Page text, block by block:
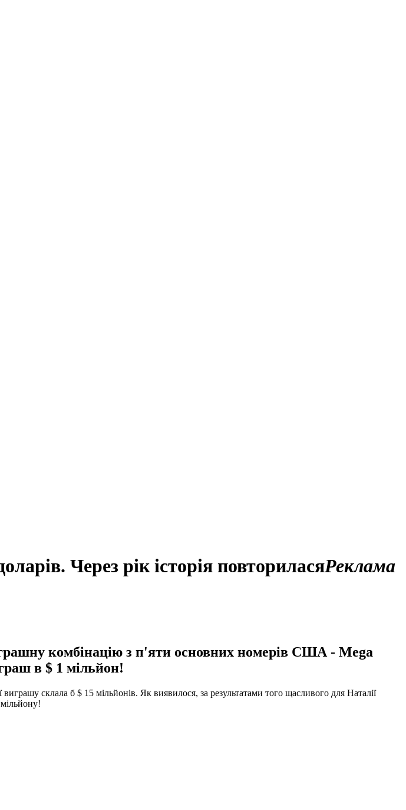
Через рік історія повториласяРеклама
комбінацію з п'яти основних номерів США - Mega
в $ 1 мільйон!
склала б $ 15 мільйонів. Як виявилося, за результатами того щасливого для Наталії